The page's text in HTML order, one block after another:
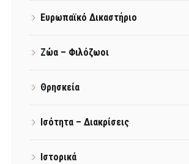
Ευρωπαϊκό Δικαστήριο
Ζώα – Φιλόζωοι
Θρησκεία
Ισότητα – Διακρίσεις
Ιστορικά